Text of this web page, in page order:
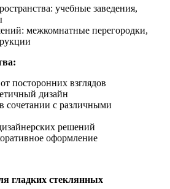
учебные заведения,
межкомнатные перегородки,
посторонних взглядов
дизайн
сочетании с различными
решений
оформление
гладких стеклянных